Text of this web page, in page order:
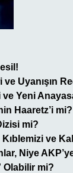
Uyanışın
Yeni
Haaretz’i mi?
mi?
ve
Niye
Olabilir mi?